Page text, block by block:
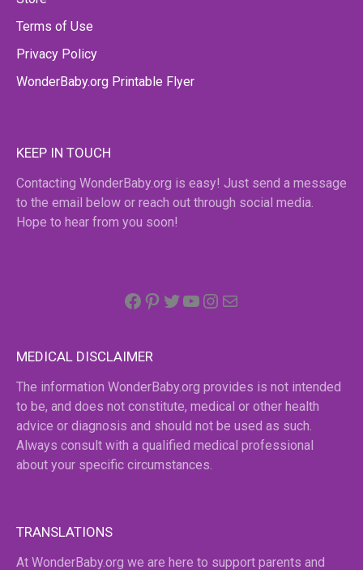
Terms of Use
Privacy Policy
WonderBaby.org Printable Flyer
KEEP IN TOUCH
Contacting WonderBaby.org is easy! Just send a message
to the email below or reach out through social media.
Hope to hear from you soon!
Facebook
Pinterest
Twitter
YouTube
Instagram
MEDICAL DISCLAIMER
The information WonderBaby.org provides is not intended
to be, and does not constitute, medical or other health
advice or diagnosis and should not be used as such.
Always consult with a qualified medical professional
about your specific circumstances.
TRANSLATIONS
At WonderBaby.org we are here to support parents and